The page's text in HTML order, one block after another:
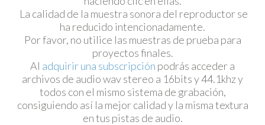
La calidad de la muestra sonora del reproductor se
ha reducido intencionadamente.
Por favor, no utilice las muestras de prueba para
proyectos finales.
Al adquirir una subscripción podrás acceder a
archivos de audio wav stereo a 16bits y 44.1khz y
todos con el mismo sistema de grabación,
consiguiendo así la mejor calidad y la misma textura
en tus pistas de audio.